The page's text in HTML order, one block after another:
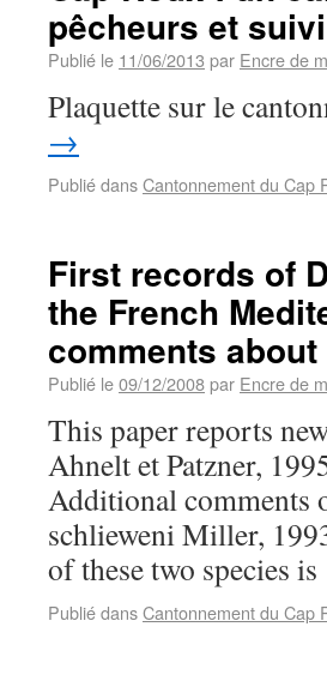
pêcheurs et
Publié le 11/06/2013 par Encre de
Plaquette sur le
→
Publié dansCantonnement du Cap
First records of
the French
comments
Publié le09/12/2008par Encre de
This paper reports
Ahnelt et Patzner,
Additional comments
schlieweni Miller,
of these two species
Publié dansCantonnement du Cap